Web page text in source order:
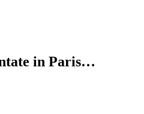
in Paris…